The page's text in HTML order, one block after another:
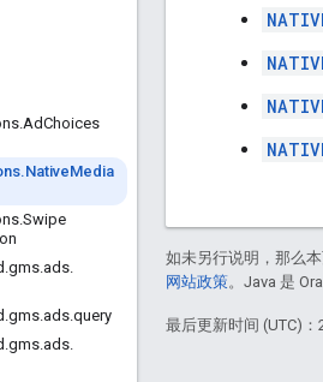
.AdChoices
.NativeMedia
.Swipe
.gms.ads.
.gms.ads.query
.gms.ads.
如未另行说明，那么
网站政策。Java 是
最后更新时间 (UTC)：